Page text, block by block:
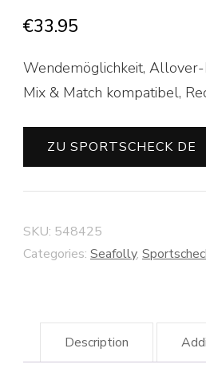
€33.95
Wendemöglichkeit,
Mix & Match kompatibel,
ZU SPORTSCHECK DE
SKU: 548425
Categories: Seafolly,
Description